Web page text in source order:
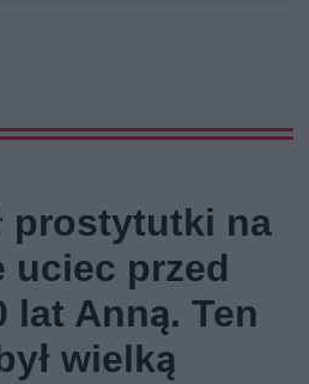
prostytutki na
uciec przed
lat Anną. Ten
wielką